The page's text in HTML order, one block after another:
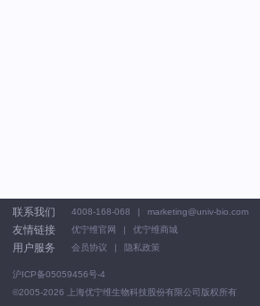
联系我们 4008-168-068 marketing@univ-bio.com
友情链接 优宁维官网 优宁维商城
用户服务 会员协议 隐私政策
沪ICP备05059456号-4
©2005-2026 上海优宁维生物科技股份有限公司版权所有